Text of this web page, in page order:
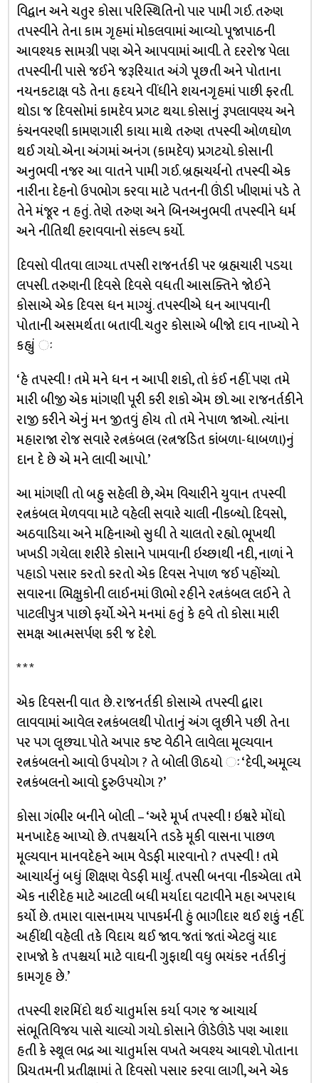
વિદ્વાન અને ચતુર કોસા પરિસ્થિતિનો પાર પામી ગઈ. તરુણ
તપસ્વીને તેના કામ ગૃહમાં મોકલવામાં આવ્યો. પૂજાપાઠની
આવશ્યક સામગ્રી પણ એને આપવામાં આવી. તે દરરોજ પેલા
તપસ્વીની પાસે જઈને જરૂરિયાત અંગે પૂછતી અને પોતાના
નયનકટાક્ષ વડે તેના હૃદયને વીંધીને શયનગૃહમાં પાછી ફરતી.
થોડા જ દિવસોમાં કામદેવ પ્રગટ થયા. કોસાનું રૂપલાવણ્ય અને
કંચનવરણી કામણગારી કાયા માથે તરુણ તપસ્વી ઓળઘોળ
થઈ ગયો. એના અંગમાં અનંગ (કામદેવ) પ્રગટયો. કોસાની
અનુભવી નજર આ વાતને પામી ગઈ. બ્રહ્મચર્યનો તપસ્વી એક
નારીના દેહનો ઉપભોગ કરવા માટે પતનની ઊંડી ખીણમાં પડે તે
તેને મંજૂર ન હતું. તેણે તરુણ અને બિનઅનુભવી તપસ્વીને ધર્મ
અને નીતિથી હરાવવાનો સંકલ્પ કર્યો.
દિવસો વીતવા લાગ્યા. તપસી રાજનર્તકી પર બ્રહ્મચારી પડયા
લપસી. તરુણની દિવસે દિવસે વધતી આસક્તિને જોઈને
કોસાએ એક દિવસ ધન માગ્યું. તપસ્વીએ ધન આપવાની
પોતાની અસમર્થતા બતાવી. ચતુર કોસાએ બીજો દાવ નાખ્યો ને
કહ્યું ઃ
‘હે તપસ્વી ! તમે મને ધન ન આપી શકો, તો કંઈ નહીં. પણ તમે
મારી બીજી એક માંગણી પૂરી કરી શકો એમ છો. આ રાજનર્તકીને
રાજી કરીને એનું મન જીતવું હોય તો તમે નેપાળ જાઓ. ત્યાંના
મહારાજા રોજ સવારે રત્નકંબલ (રત્નજડિત કાંબળા-ધાબળા)નું
દાન દે છે એ મને લાવી આપો.’
આ માંગણી તો બહુ સહેલી છે, એમ વિચારીને યુવાન તપસ્વી
રત્નકંબલ મેળવવા માટે વહેલી સવારે ચાલી નીકળ્યો. દિવસો,
અઠવાડિયા અને મહિનાઓ સુધી તે ચાલતો રહ્યો. ભૂખથી
ખખડી ગયેલા શરીરે કોસાને પામવાની ઇચ્છાથી નદી, નાળાં ને
પહાડો પસાર કરતો કરતો એક દિવસ નેપાળ જઈ પહોંચ્યો.
સવારના ભિક્ષુકોની લાઈનમાં ઊભો રહીને રત્નકંબલ લઈને તે
પાટલીપુત્ર પાછો ફર્યો. એને મનમાં હતું કે હવે તો કોસા મારી
સમક્ષ આત્મસર્પણ કરી જ દેશે.
* * *
એક દિવસની વાત છે. રાજનર્તકી કોસાએ તપસ્વી દ્વારા
લાવવામાં આવેલ રત્નકંબલથી પોતાનું અંગ લૂછીને પછી તેના
પર પગ લૂછ્યા. પોતે અપાર કષ્ટ વેઠીને લાવેલા મૂલ્યવાન
રત્નકંબલનો આવો ઉપયોગ ? તે બોલી ઊઠયો ઃ ‘દેવી, અમૂલ્ય
રત્નકંબલનો આવો દુરુઉપયોગ ?’
કોસા ગંભીર બનીને બોલી – ‘અરે મૂર્ખ તપસ્વી ! ઇશ્વરે મોંઘો
મનખાદેહ આપ્યો છે. તપશ્ચર્યાને તડકે મૂકી વાસના પાછળ
મૂલ્યવાન માનવદેહને આમ વેડફી મારવાનો ? તપસ્વી ! તમે
આચાર્યનું બધું શિક્ષણ વેડફી માર્યું. તપસી બનવા નીકએલા તમે
એક નારીદેહ માટે આટલી બધી મર્યાદા વટાવીને મહા અપરાધ
કર્યો છે. તમારા વાસનામય પાપકર્મની હું ભાગીદાર થઈ શકું નહીં.
અહીંથી વહેલી તકે વિદાય થઈ જાવ. જતાં જતાં એટલું યાદ
રાખજો કે તપશ્ચર્યા માટે વાઘની ગુફાથી વધુ ભયંકર નર્તકીનું
કામગૃહ છે.’
તપસ્વી શરમિંદો થઈ ચાતુર્માસ કર્યા વગર જ આચાર્ય
સંભૂતિવિજય પાસે ચાલ્યો ગયો. કોસાને ઊંડેઊંડે પણ આશા
હતી કે સ્થૂલ ભદ્ર આ ચાતુર્માસ વખતે અવશ્ય આવશે. પોતાના
પ્રિયતમની પ્રતીક્ષામાં તે દિવસો પસાર કરવા લાગી, અને એક